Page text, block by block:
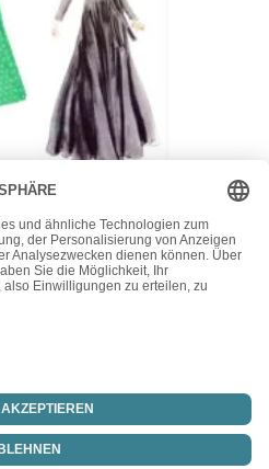
– Vintage Jersey Kleid
widerrufen